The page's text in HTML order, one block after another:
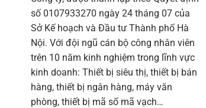
số 0107933270 ngày 24 tháng 07 của
Sở Kế hoạch và Đầu tư Thành phố Hà
Nội. Với đội ngũ cán bộ công nhân viên
trên 10 năm kinh nghiệm trong lĩnh vực
kinh doanh: Thiết bị siêu thị, thiết bị bán
hàng, thiết bị ngân hàng, máy văn
phòng, thiết bị mã số mã vạch…